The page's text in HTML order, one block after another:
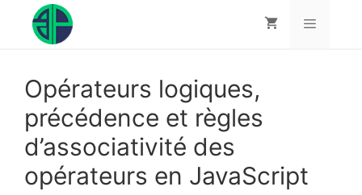
contenu
Opérateurs logiques,
précédence et règles
d’associativité des
opérateurs en JavaScript